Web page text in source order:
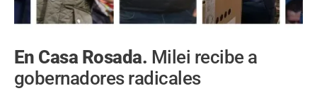
En Casa Rosada. Milei recibe a
gobernadores radicales